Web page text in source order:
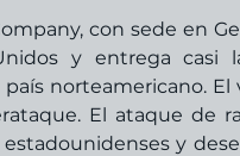
con sede en
y entrega casi
norteamericano.
El ataque de
y